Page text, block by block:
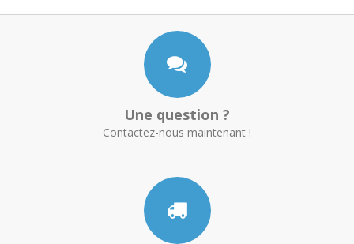
Une question ?
Contactez-nous maintenant !